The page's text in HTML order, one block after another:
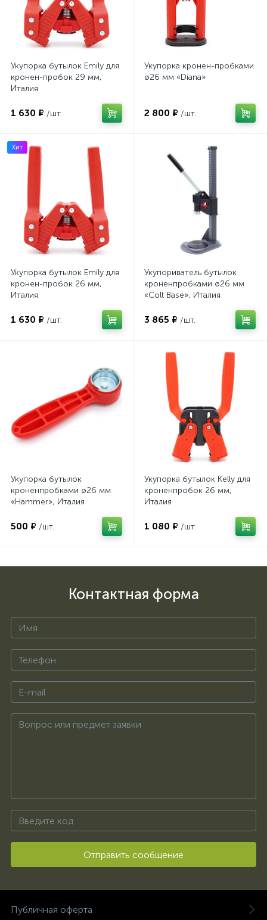
Укупорка бутылок Emily для
кронен-пробок 29 мм,
Италия
1 630 ₽ /шт.
Укупорка кронен-пробками
ø26 мм «Diana»
2 800 ₽ /шт.
Хит
Укупорка бутылок Emily для
кронен-пробок 26 мм,
Италия
1 630 ₽ /шт.
Укупориватель бутылок
кроненпробками ø26 мм
«Colt Base», Италия
3 865 ₽ /шт.
Укупорка бутылок
кроненпробками ø26 мм
«Hammer», Италия
500 ₽ /шт.
Укупорка бутылок Kelly для
кроненпробок 26 мм,
Италия
1 080 ₽ /шт.
Контактная форма
Отправить сообщение
Публичная оферта